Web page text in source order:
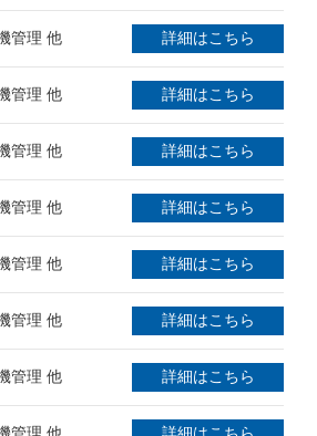
管理 他 詳細はこちら
管理 他 詳細はこちら
管理 他 詳細はこちら
管理 他 詳細はこちら
管理 他 詳細はこちら
管理 他 詳細はこちら
管理 他 詳細はこちら